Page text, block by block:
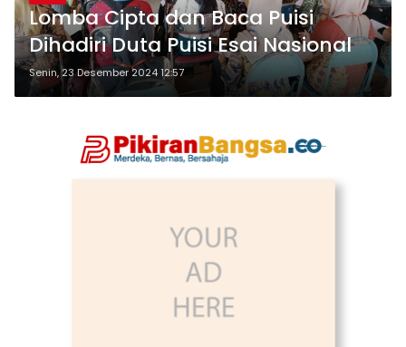
Lomba Cipta dan Baca Puisi
Dihadiri Duta Puisi Esai Nasional
Senin, 23 Desember 2024 12:57